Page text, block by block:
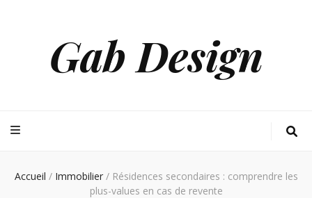
Gab Design
Accueil / Immobilier / Résidences secondaires : comprendre les
plus-values en cas de revente